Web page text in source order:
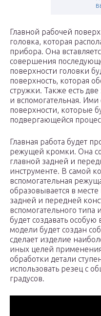
Главной рабочей
головка, которая
прибора. Она
совершения
поверхности головки
поверхность, которая
стружки. Также есть
и вспомогательная. Ими
поверхности, которые
подвергающейся
Главная работа будет
режущей кромки. Она
главной задней и
инструменте. В самой
вспомогательная
образовывается в
задней и передней
вспомогательного
будет создавать
модели будет создан
сделает изделие
иных целей
обработки детали
использовать резец с
градусов.